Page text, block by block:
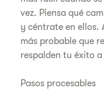
vez. Piensa qué
y céntrate en ellos.
más probable que
respalden tu éxito
Pasos procesables